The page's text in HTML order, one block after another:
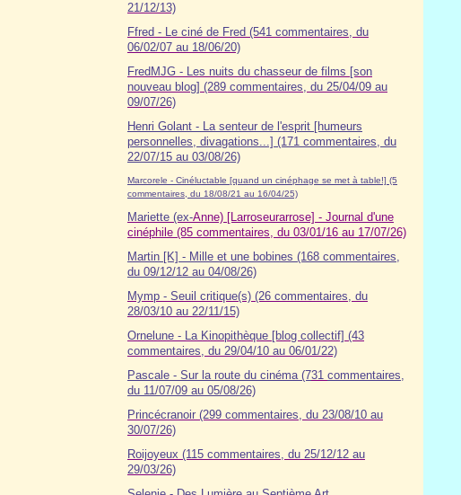
21/12/13)
Ffred - Le ciné de Fred (541 commentaires, du
06/02/07 au 18/06/20)
FredMJG - Les nuits du chasseur de films [son
nouveau blog] (289 commentaires, du 25/04/09 au
09/07/26)
Henri Golant - La senteur de l'esprit [humeurs
personnelles, divagations...] (171 commentaires, du
22/07/15 au 03/08/26)
Marcorele - Cinéluctable [quand un cinéphage se met à table!] (5
commentaires, du 18/08/21 au 16/04/25)
Mariette (ex-Anne) [Larroseurarrose] - Journal d'une
cinéphile (85 commentaires, du 03/01/16 au 17/07/26)
Martin [K] - Mille et une bobines (168 commentaires,
du 09/12/12 au 04/08/26)
Mymp - Seuil critique(s) (26 commentaires, du
28/03/10 au 22/11/15)
Ornelune - La Kinopithèque [blog collectif] (43
commentaires, du 29/04/10 au 06/01/22)
Pascale - Sur la route du cinéma (731 commentaires,
du 11/07/09 au 05/08/26)
Princécranoir (299 commentaires, du 23/08/10 au
30/07/26)
Roijoyeux (115 commentaires, du 25/12/12 au
29/03/26)